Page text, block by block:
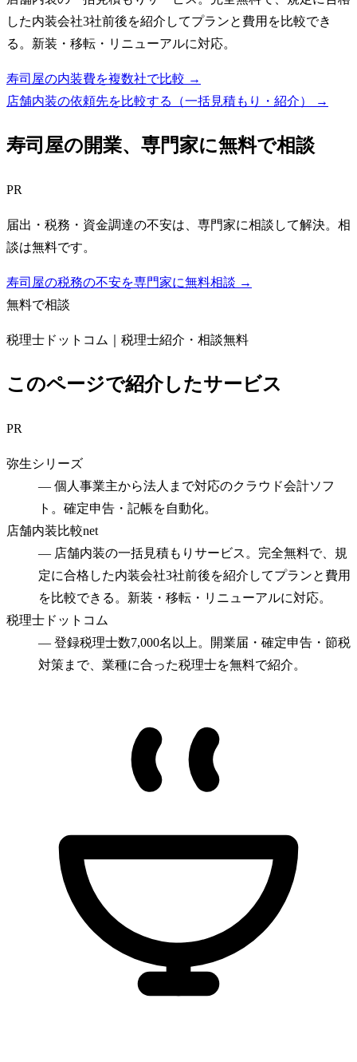
した内装会社3社前後を紹介してプランと費用を比較でき
る。新装・移転・リニューアルに対応。
寿司屋の内装費を複数社で比較 →
店舗内装の依頼先を比較する（一括見積もり・紹介）
→
寿司屋の開業、専門家に無料で相談
PR
届出・税務・資金調達の不安は、専門家に相談して解決。相
談は無料です。
寿司屋の税務の不安を専門家に無料相談 →
無料で相談
税理士ドットコム｜税理士紹介・相談無料
このページで紹介したサービス
PR
弥生シリーズ
— 個人事業主から法人まで対応のクラウド会計ソフ
ト。確定申告・記帳を自動化。
店舗内装比較net
— 店舗内装の一括見積もりサービス。完全無料で、規
定に合格した内装会社3社前後を紹介してプランと費用
を比較できる。新装・移転・リニューアルに対応。
税理士ドットコム
— 登録税理士数7,000名以上。開業届・確定申告・節税
対策まで、業種に合った税理士を無料で紹介。